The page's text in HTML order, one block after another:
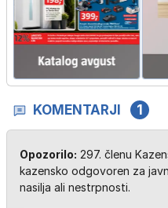
KOMENTARJI 1
Opozorilo: 297. členu
kazensko odgovoren za
nasilja ali nestrpnosti.